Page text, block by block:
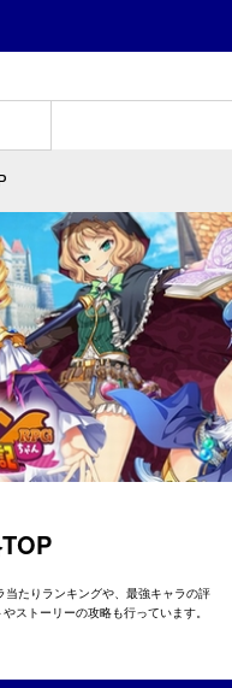
当たりランキングや、最強キャラの評
ストーリーの攻略も行っています。